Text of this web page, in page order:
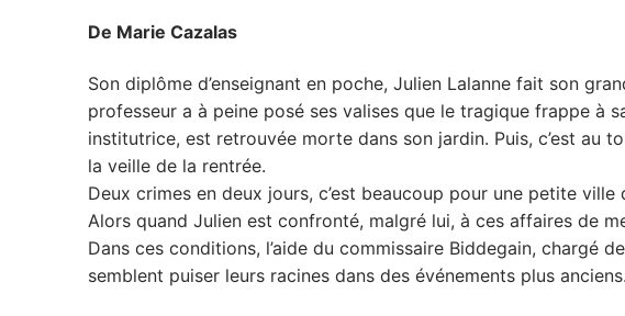
De Marie Cazalas
Son diplôme d’enseignant en poche, Julien Lalanne fait son
professeur a à peine posé ses valises que le tragique frappe à
institutrice, est retrouvée morte dans son jardin. Puis, c’est au
la veille de la rentrée.
Deux crimes en deux jours, c’est beaucoup pour une petite ville
Alors quand Julien est confronté, malgré lui, à ces affaires de
Dans ces conditions, l’aide du commissaire Biddegain, chargé
semblent puiser leurs racines dans des événements plus